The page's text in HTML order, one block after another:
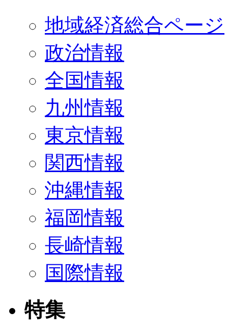
地域経済総合ページ
政治情報
全国情報
九州情報
東京情報
関西情報
沖縄情報
福岡情報
長崎情報
国際情報
特集